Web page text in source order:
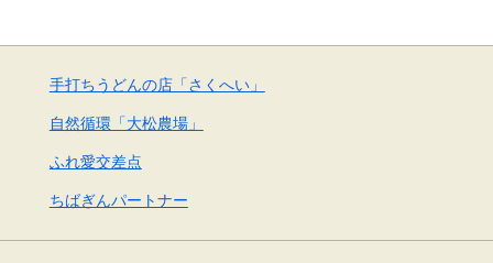
手打ちうどんの店「さくへい」
自然循環「大松農場」
ふれ愛交差点
ちばぎんパートナー